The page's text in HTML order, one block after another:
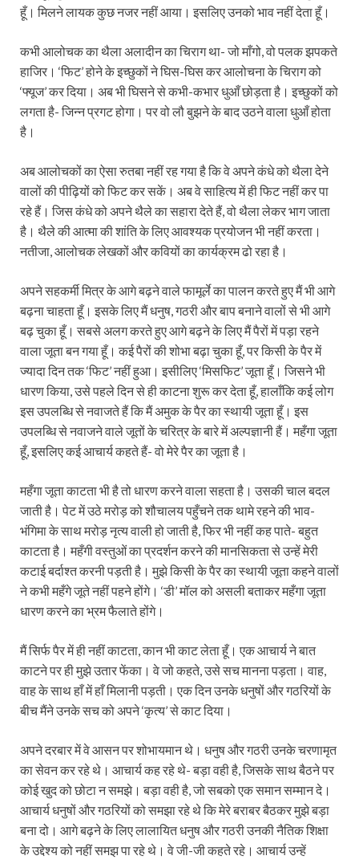
हूँ। मिलने लायक कुछ नजर नहीं आया। इसलिए उनको भाव नहीं देता हूँ।
कभी आलोचक का थैला अलादीन का चिराग था- जो माँगो, वो पलक झपकते
हाजिर। ‘फिट’ होने के इच्छुकों ने घिस-घिस कर आलोचना के चिराग को
‘फ्यूज’ कर दिया। अब भी घिसने से कभी-कभार धुआँ छोड़ता है। इच्छुकों को
लगता है- जिन्न प्रगट होगा। पर वो लौ बुझने के बाद उठने वाला धुआँ होता
है।
अब आलोचकों का ऐसा रुतबा नहीं रह गया है कि वे अपने कंधे को थैला देने
वालों की पीढ़ियों को फिट कर सकें। अब वे साहित्य में ही फिट नहीं कर पा
रहे हैं। जिस कंधे को अपने थैले का सहारा देते हैं, वो थैला लेकर भाग जाता
है। थैले की आत्मा की शांति के लिए आवश्यक प्रयोजन भी नहीं करता।
नतीजा, आलोचक लेखकों और कवियों का कार्यक्रम ढो रहा है।
अपने सहकर्मी मित्र के आगे बढ़ने वाले फामूर्ले का पालन करते हुए मैं भी आगे
बढ़ना चाहता हूँ। इसके लिए मैं धनुष, गठरी और बाप बनाने वालों से भी आगे
बढ़ चुका हूँ। सबसे अलग करते हुए आगे बढ़ने के लिए मैं पैरों में पड़ा रहने
वाला जूता बन गया हूँ। कई पैरों की शोभा बढ़ा चुका हूँ, पर किसी के पैर में
ज्यादा दिन तक ‘फिट’ नहीं हुआ। इसीलिए ‘मिसफिट’ जूता हूँ। जिसने भी
धारण किया, उसे पहले दिन से ही काटना शुरू कर देता हूँ, हालाँकि कई लोग
इस उपलब्धि से नवाजते हैं कि मैं अमुक के पैर का स्थायी जूता हूँ। इस
उपलब्धि से नवाजने वाले जूतों के चरित्र के बारे में अल्पज्ञानी हैं। महँगा जूता
हूँ, इसलिए कई आचार्य कहते हैं- वो मेरे पैर का जूता है।
महँगा जूता काटता भी है तो धारण करने वाला सहता है। उसकी चाल बदल
जाती है। पेट में उठे मरोड़ को शौचालय पहुँचने तक थामे रहने की भाव-
भंगिमा के साथ मरोड़ नृत्य वाली हो जाती है, फिर भी नहीं कह पाते- बहुत
काटता है। महँगी वस्तुओं का प्रदर्शन करने की मानसिकता से उन्हें मेरी
कटाई बर्दाश्त करनी पड़ती है। मुझे किसी के पैर का स्थायी जूता कहने वालों
ने कभी महँगे जूते नहीं पहने होंगे। ‘डी’ मॉल को असली बताकर महँगा जूता
धारण करने का भ्रम फैलाते होंगे।
मैं सिर्फ पैर में ही नहीं काटता, कान भी काट लेता हूँ। एक आचार्य ने बात
काटने पर ही मुझे उतार फेंका। वे जो कहते, उसे सच मानना पड़ता। वाह,
वाह के साथ हाँ में हाँ मिलानी पड़ती। एक दिन उनके धनुषों और गठरियों के
बीच मैंने उनके सच को अपने ‘कृत्य’ से काट दिया।
अपने दरबार में वे आसन पर शोभायमान थे। धनुष और गठरी उनके चरणामृत
का सेवन कर रहे थे। आचार्य कह रहे थे- बड़ा वही है, जिसके साथ बैठने पर
कोई खुद को छोटा न समझे। बड़ा वही है, जो सबको एक समान सम्मान दे।
आचार्य धनुषों और गठरियों को समझा रहे थे कि मेरे बराबर बैठकर मुझे बड़ा
बना दो। आगे बढ़ने के लिए लालायित धनुष और गठरी उनकी नैतिक शिक्षा
के उद्देश्य को नहीं समझ पा रहे थे। वे जी-जी कहते रहे। आचार्य उन्हें